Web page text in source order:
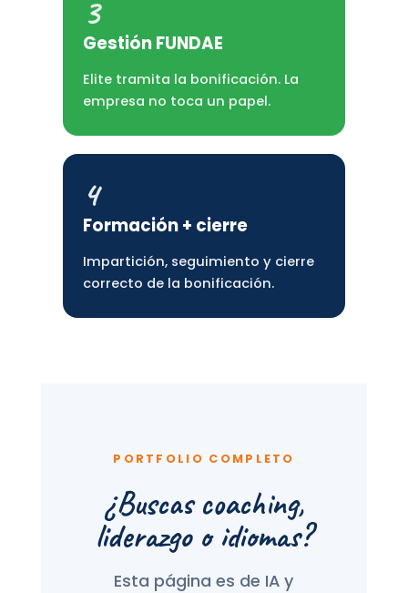
3
Gestión FUNDAE
Elite tramita la bonificación. La
empresa no toca un papel.
4
Formación + cierre
Impartición, seguimiento y cierre
correcto de la bonificación.
PORTFOLIO COMPLETO
¿Buscas coaching,
liderazgo o idiomas?
Esta página es de IA y